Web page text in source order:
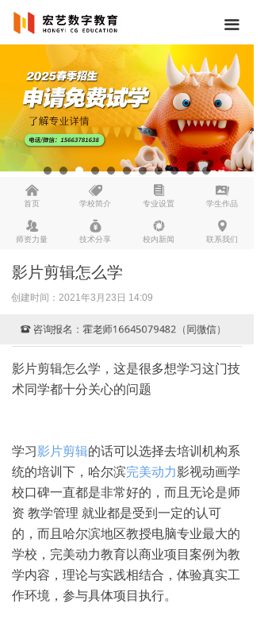
낀
首页
뀄
学校简介
뀴
专业设置
끡
学生作品
뀡
师资力量
낐
技术分享
넆
校内新闻
넹
联系我们
끀
影片剪辑怎么学
创建时间： 2021年3月23日 14:09
影片剪辑怎么学，这是很多想学习这门技
术同学都十分关心的问题
学习影片剪辑的话可以选择去培训机构系
统的培训下，哈尔滨完美动力影视动画学
校口碑一直都是非常好的，而且无论是师
资 教学管理 就业都是受到一定的认可
的，而且哈尔滨地区教授电脑专业最大的
学校，完美动力教育以商业项目案例为教
学内容，理论与实践相结合，体验真实工
作环境，参与具体项目执行。
뀰 咨询报名：霍老师16645079482（同微信）